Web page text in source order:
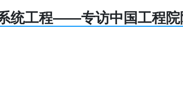
统工程——专访中国工程